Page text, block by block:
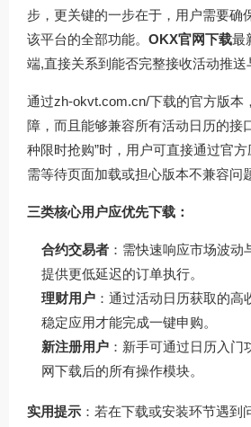
步，更关键的一步在于，用户需要确
该平台的全部功能。 OKX官网下载最
端,直接关系到能否完整接收活动推送
通过zh-okvt.com.cn/下载的官方版本
障，而且能够兼容所有活动日历的接
种限时抢购”时，用户可直接通过官
需等待页面加载或担心版本不兼容问
三类核心用户应优先下载：
合约交易者 ：需快速响应市场波
提供更低延迟的订单执行。
理财用户 ：通过活动日历获取的高
稳定应用才能完成一键申购。
新注册用户 ：新手可通过日历入
网下载后的所有操作模块。
实用提示 ：若在下载或安装环节遇到